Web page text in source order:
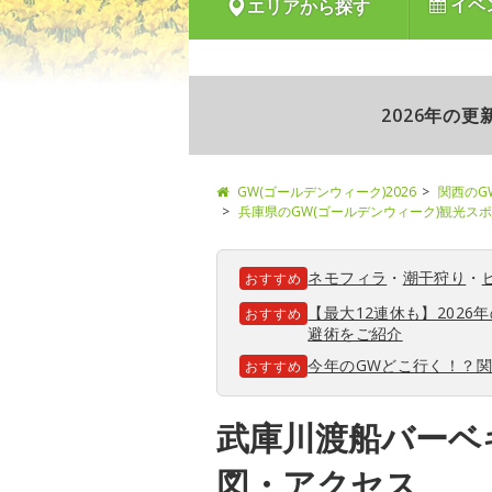
エリアから探す
2026年の更
GW(ゴールデンウィーク)2026
関西の
兵庫県のGW(ゴールデンウィーク)観光ス
おすすめ ネモフィラ ・ 潮干狩り ・
おすすめ
【最大12連休も】2026
避術をご紹介
おすすめ 今年のGWどこ行く！？
武庫川渡船バー